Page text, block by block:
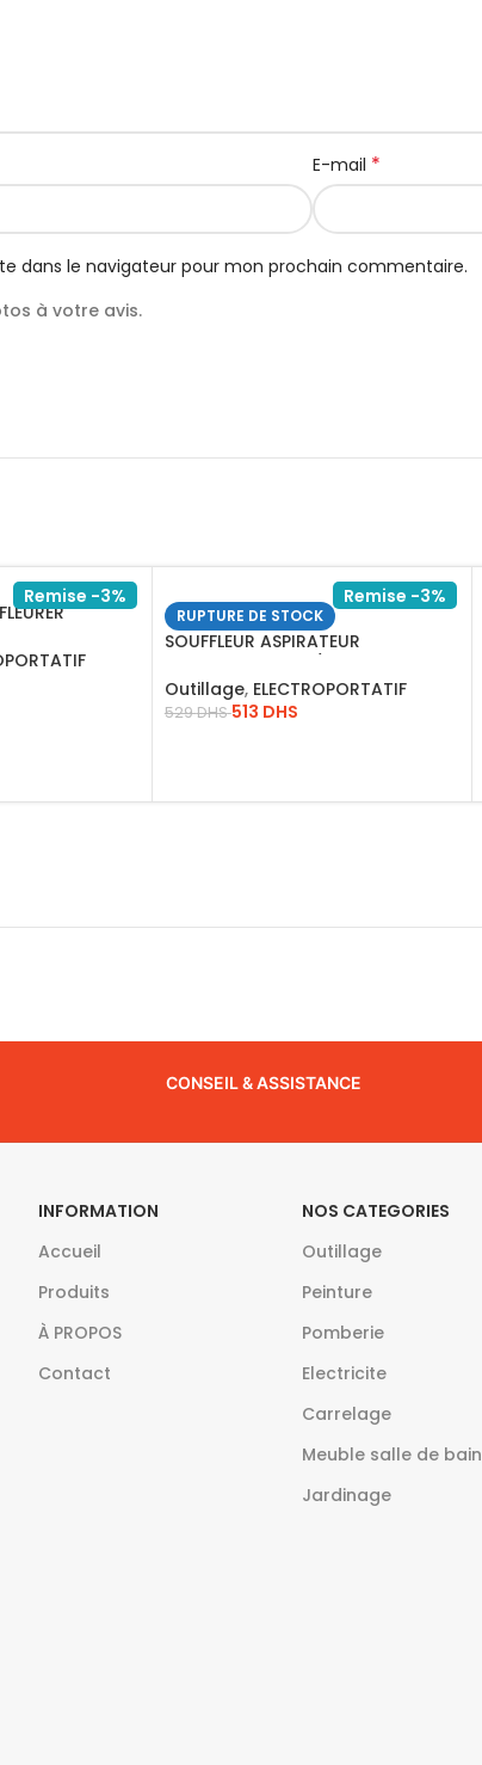
E-mail *
dans le navigateur pour mon prochain commentaire.
à votre avis.
Remise -3% Remise -3%
RUPTURE DE STOCK
SOUFFLEUR ASPIRATEUR
Outillage, ELECTROPORTATIF
529DHS513 DHS
CONSEIL & ASSISTANCE
INFORMATION
Accueil
Produits
À PROPOS
Contact
NOS CATEGORIES
Outillage
Peinture
Pomberie
Electricite
Carrelage
Meuble salle de bain
Jardinage